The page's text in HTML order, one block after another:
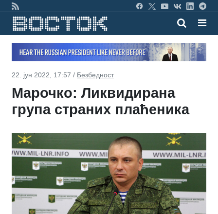
22. јун 2022, 17:57 / Безбедност
Марочко: Ликвидирана
група страних плаћеника